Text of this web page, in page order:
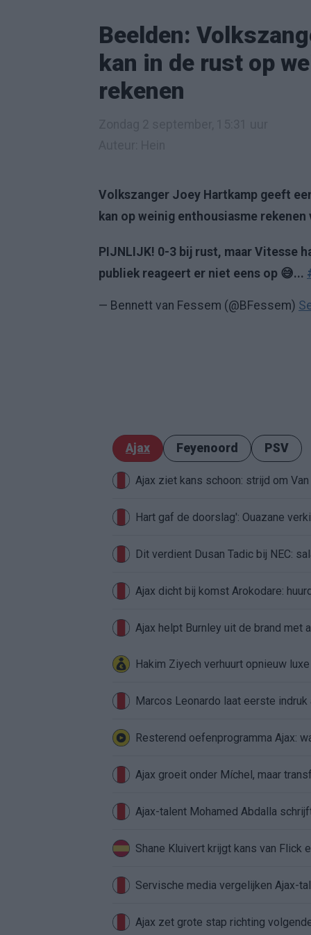
Beelden:
kan in de rust op
rekenen
Volkszanger Joey Hartkamp geeft
kan op weinig enthousiasme rekenen
PIJNLIJK! 0-3 bij rust, maar Vitesse
publiek reageert er niet eens op 😅...
— Bennett van Fessem (@BFessem)
Ajax Feyenoord PSV
Ajax ziet kans schoon: strijd om
Hart gaf de doorslag': Ouazane
Dit verdient Dusan Tadic bij NEC:
Ajax dicht bij komst Arokodare:
Ajax helpt Burnley uit de brand met
Hakim Ziyech verhuurt opnieuw
Marcos Leonardo laat eerste
Resterend oefenprogramma Ajax:
Ajax groeit onder Míchel, maar
Ajax-talent Mohamed Abdalla
Shane Kluivert krijgt kans van Flick
Servische media vergelijken Ajax-
Ajax zet grote stap richting